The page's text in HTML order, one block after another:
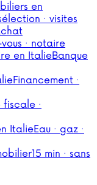
en
· visites
· notaire
en ItalieBanque
Financement ·
·
ItalieEau · gaz ·
15 min · sans